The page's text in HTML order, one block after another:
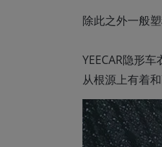
除此之外一般
YEECAR隐形
从根源上有着